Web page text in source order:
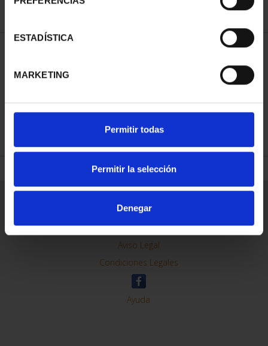
ESTADÍSTICA
MARKETING
Permitir todas
Permitir la selección
Denegar
REFINE
Contacto
Preguntas Frequentes (FAQs)
Aviso Legal
Condiciones Legales
Ayuda